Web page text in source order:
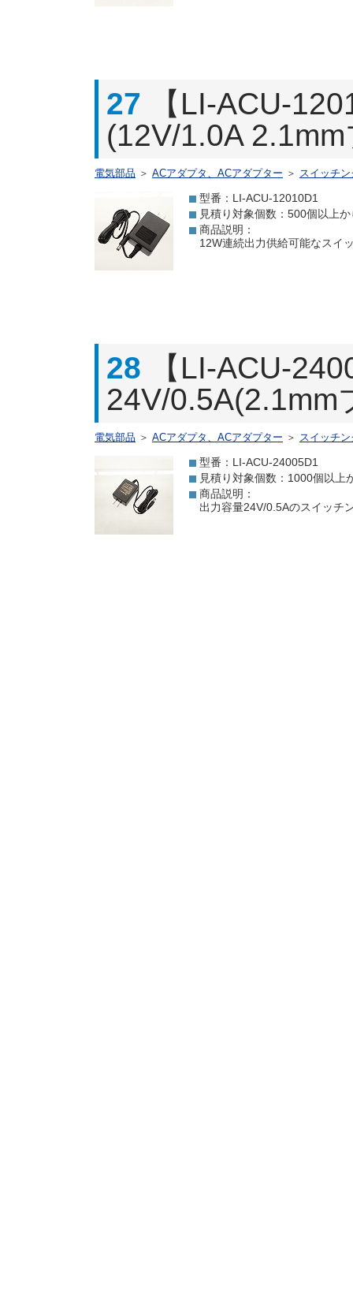
27
【LI-ACU-
(12V/1.0A
電気部品 ＞ ACアダプタ、ACアダプター ＞ スイッチ
型番：LI-ACU-12010D1
見積り対象個数：500個以上か
商品説明：
12W連続出力供給可能なスイ
28
【LI-ACU-
24V/0.5A(2.1mm
電気部品 ＞ ACアダプタ、ACアダプター ＞ スイッチ
型番：LI-ACU-24005D1
見積り対象個数：1000個以上
商品説明：
出力容量24V/0.5Aのスイッチ